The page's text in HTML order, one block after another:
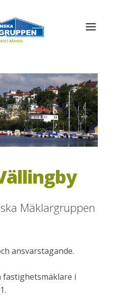
Mäklargruppen
ansvarstagande.
fastighetsmäklare i